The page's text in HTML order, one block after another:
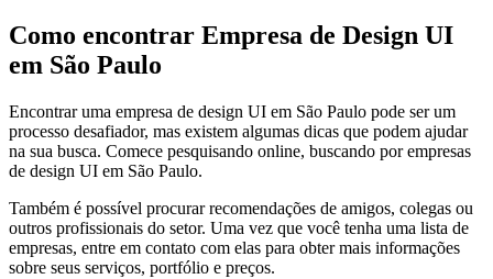
Como encontrar Empresa de Design UI
em São Paulo
Encontrar uma empresa de design UI em São Paulo pode ser um
processo desafiador, mas existem algumas dicas que podem ajudar
na sua busca. Comece pesquisando online, buscando por empresas
de design UI em São Paulo.
Também é possível procurar recomendações de amigos, colegas ou
outros profissionais do setor. Uma vez que você tenha uma lista de
empresas, entre em contato com elas para obter mais informações
sobre seus serviços, portfólio e preços.